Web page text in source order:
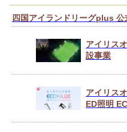
四国アイランドリーグplus 公
アイリス
設事業
アイリス
ED照明